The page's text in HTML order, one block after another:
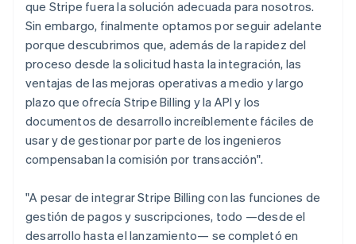
que Stripe fuera la solución adecuada para nosotros.
Sin embargo, finalmente optamos por seguir adelante
porque descubrimos que, además de la rapidez del
proceso desde la solicitud hasta la integración, las
ventajas de las mejoras operativas a medio y largo
plazo que ofrecía Stripe Billing y la API y los
documentos de desarrollo increíblemente fáciles de
usar y de gestionar por parte de los ingenieros
compensaban la comisión por transacción".
"A pesar de integrar Stripe Billing con las funciones de
gestión de pagos y suscripciones, todo —desde el
desarrollo hasta el lanzamiento— se completó en